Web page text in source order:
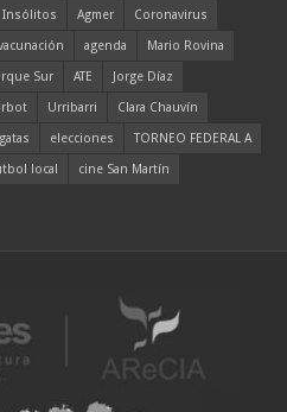
Insólitos Agmer
Coronavirus
agenda
Mario Rovina
Sur ATE
Jorge Díaz
Urribarri
Clara Chauvín
elecciones
TORNEO FEDERAL A
local cine San Martín